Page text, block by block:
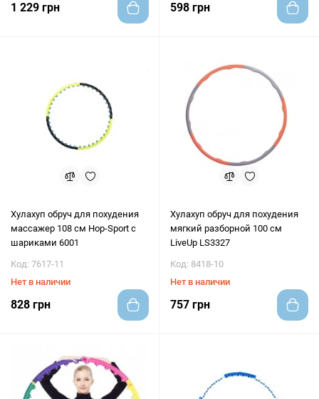
1 229 грн 598 грн
Хулахуп обруч для похудения
массажер 108 см Hop-Sport с
шариками 6001
Код: 7617-11
Нет в наличии
828 грн
Хулахуп обруч для похудения
мягкий разборной 100 см
LiveUp LS3327
Код: 8418-10
Нет в наличии
757 грн